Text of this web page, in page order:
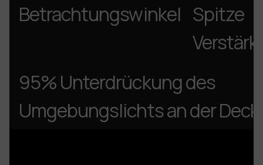
Betrachtungswinkel Spitze
95%Unterdrückung des
Umgebungslichts an der